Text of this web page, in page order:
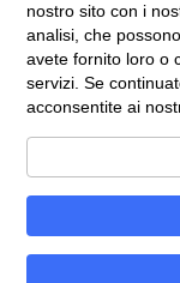
SEZIONE LEGALE
Cookie Policy
Privacy Policy
nostro sito con i
analisi, che
avete fornito loro o
servizi. Se
acconsentite ai